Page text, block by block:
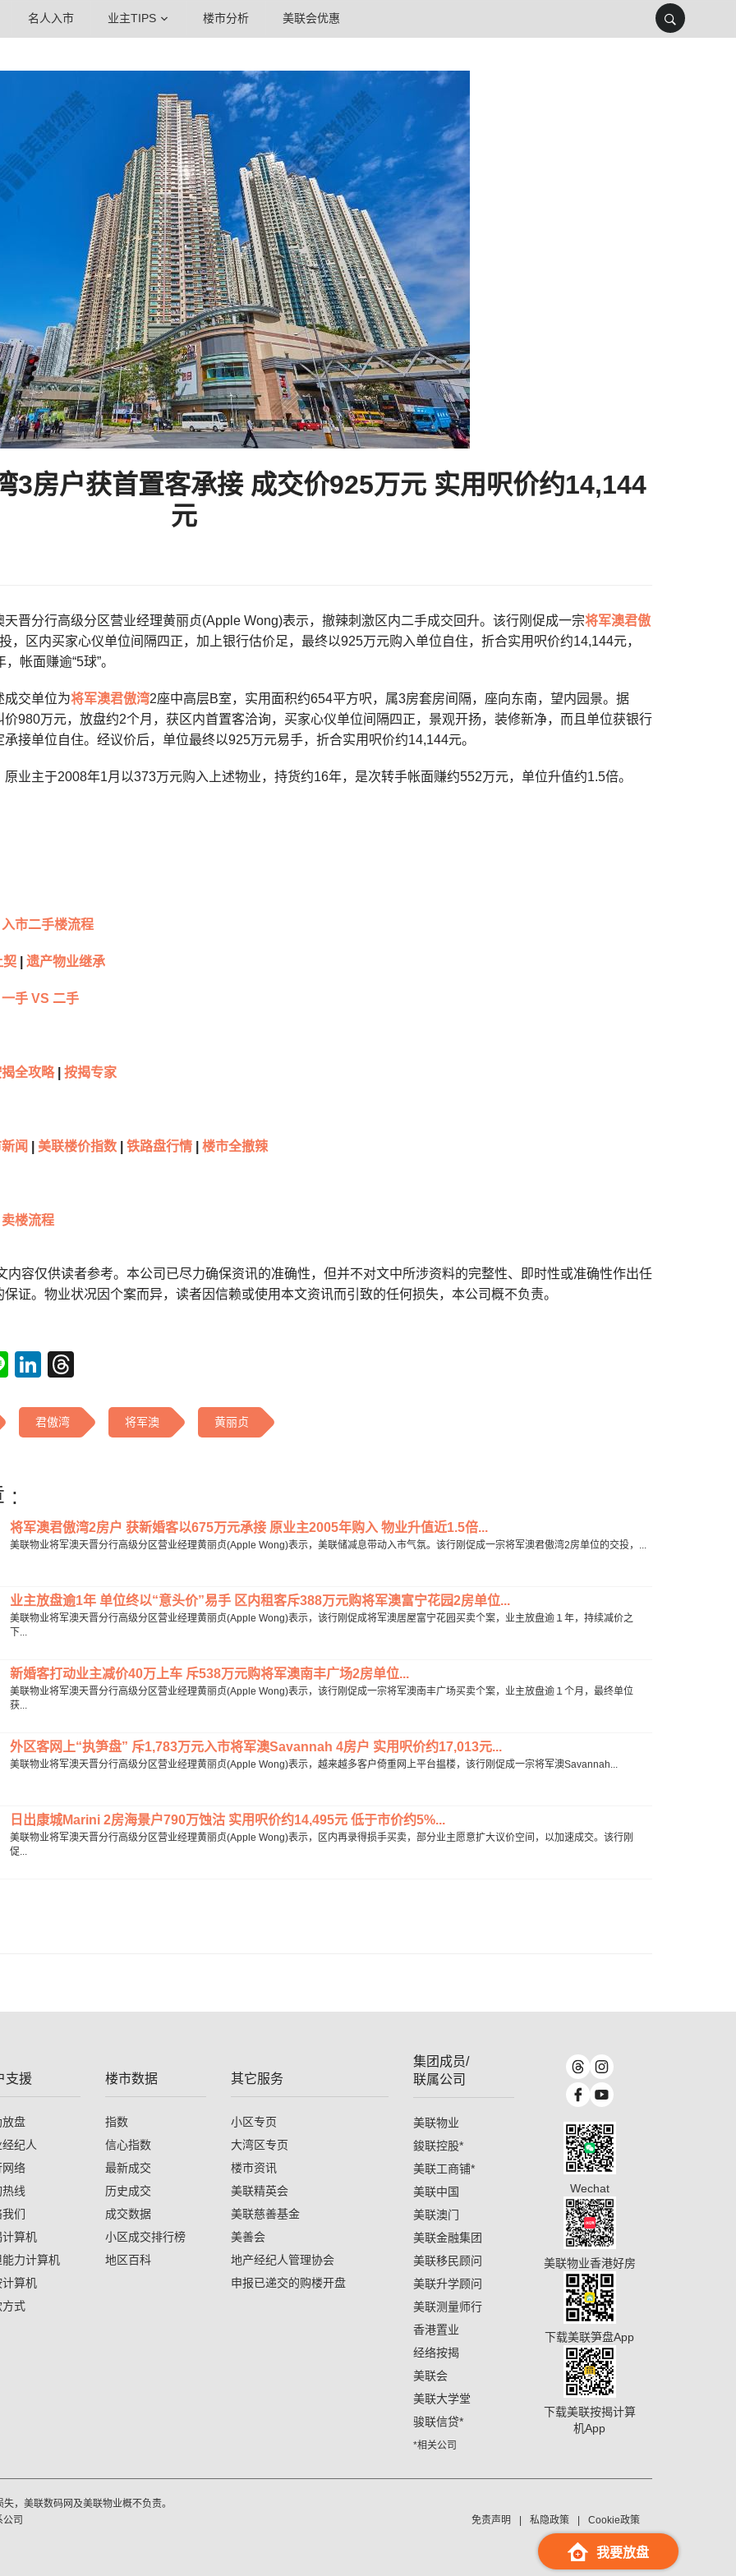
名人入市 业主TIPS 楼市分析 美联会优惠
3房户获首置客承接 成交价925万元 实用呎价约14,144
元
天晋分行高级分区营业经理黄丽贞(Apple Wong)表示，撤辣刺激区内二手成交回升。该行刚促成一宗将军澳君傲
，区内买家心仪单位间隔四正，加上银行估价足，最终以925万元购入单位自住，折合实用呎价约14,144元，
帐面赚逾“5球”。
成交单位为将军澳君傲湾2座中高层B室，实用面积约654平方呎，属3房套房间隔，座向东南，望内园景。据
价980万元，放盘约2个月，获区内首置客洽询，买家心仪单位间隔四正，景观开扬，装修新净，而且单位获银行
接单位自住。经议价后，单位最终以925万元易手，折合实用呎价约14,144元。
业主于2008年1月以373万元购入上述物业，持货约16年，是次转手帐面赚约552万元，单位升值约1.5倍。
市二手楼流程
契 遗产物业继承
手 VS 二手
全攻略| 按揭专家
闻 美联楼价指数 铁路盘行情 楼市全撤辣
楼流程
内容仅供读者参考。本公司已尽力确保资讯的准确性，但并不对文中所涉资料的完整性、即时性或准确性作出任
证。物业状况因个案而异，读者因信赖或使用本文资讯而引致的任何损失，本公司概不负责。
LineLinkedIn
君傲湾 将军澳 黄丽贞
:
将军澳君傲湾2房户 获新婚客以675万元承接 原业主2005年购入 物业升值近1.5倍...
美联物业将军澳天晋分行高级分区营业经理黄丽贞(Apple Wong)表示，美联储减息带动入市气氛。该行刚促成一宗将军澳君傲湾2房单位的交投，...
业主放盘逾1年 单位终以“意头价”易手 区内租客斥388万元购将军澳富宁花园2房单位...
美联物业将军澳天晋分行高级分区营业经理黄丽贞(Apple Wong)表示，该行刚促成将军澳居屋富宁花园买卖个案，业主放盘逾１年，持续减价之
下...
新婚客打动业主减价40万上车 斥538万元购将军澳南丰广场2房单位...
美联物业将军澳天晋分行高级分区营业经理黄丽贞(Apple Wong)表示，该行刚促成一宗将军澳南丰广场买卖个案，业主放盘逾１个月，最终单位
获...
外区客网上“执笋盘” 斥1,783万元入市将军澳Savannah 4房户 实用呎价约17,013元...
美联物业将军澳天晋分行高级分区营业经理黄丽贞(Apple Wong)表示，越来越多客户倚重网上平台揾楼，该行刚促成一宗将军澳Savannah...
日出康城Marini 2房海景户790万蚀沽 实用呎价约14,495元 低于市价约5%...
美联物业将军澳天晋分行高级分区营业经理黄丽贞(Apple Wong)表示，区内再录得损手买卖，部分业主愿意扩大议价空间，以加速成交。该行刚
促...
我要放盘
支援
放盘
纪人
网络
线
们
计算机
能力计算机
计算机
方式
楼市数据
指数
信心指数
最新成交
历史成交
成交数据
小区成交排行榜
地区百科
其它服务
小区专页
大湾区专页
楼市资讯
美联精英会
美联慈善基金
美善会
地产经纪人管理协会
申报已递交的购楼开盘
集团成员/
联属公司
美联物业
鋑联控股*
美联工商铺*
美联中国
美联澳门
美联金融集团
美联移民顾问
美联升学顾问
美联测量师行
香港置业
经络按揭
美联会
美联大学堂
骏联信贷*
*相关公司
Wechat
美联物业香港好房
下载美联笋盘App
下载美联按揭计算
机App
，美联数码网及美联物业概不负责。
司
免责声明 私隐政策 Cookie政策